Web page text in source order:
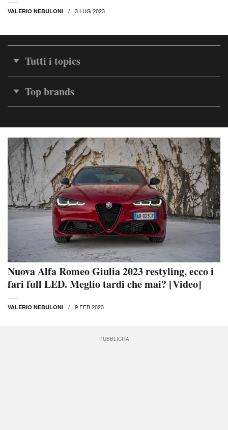
VALERIO NEBULONI 3 LUG 2023
Tutti i topics
Top brands
Nuova Alfa Romeo Giulia 2023 restyling, ecco i
fari full LED. Meglio tardi che mai? [Video]
VALERIO NEBULONI 9 FEB 2023
PUBBLICITÀ